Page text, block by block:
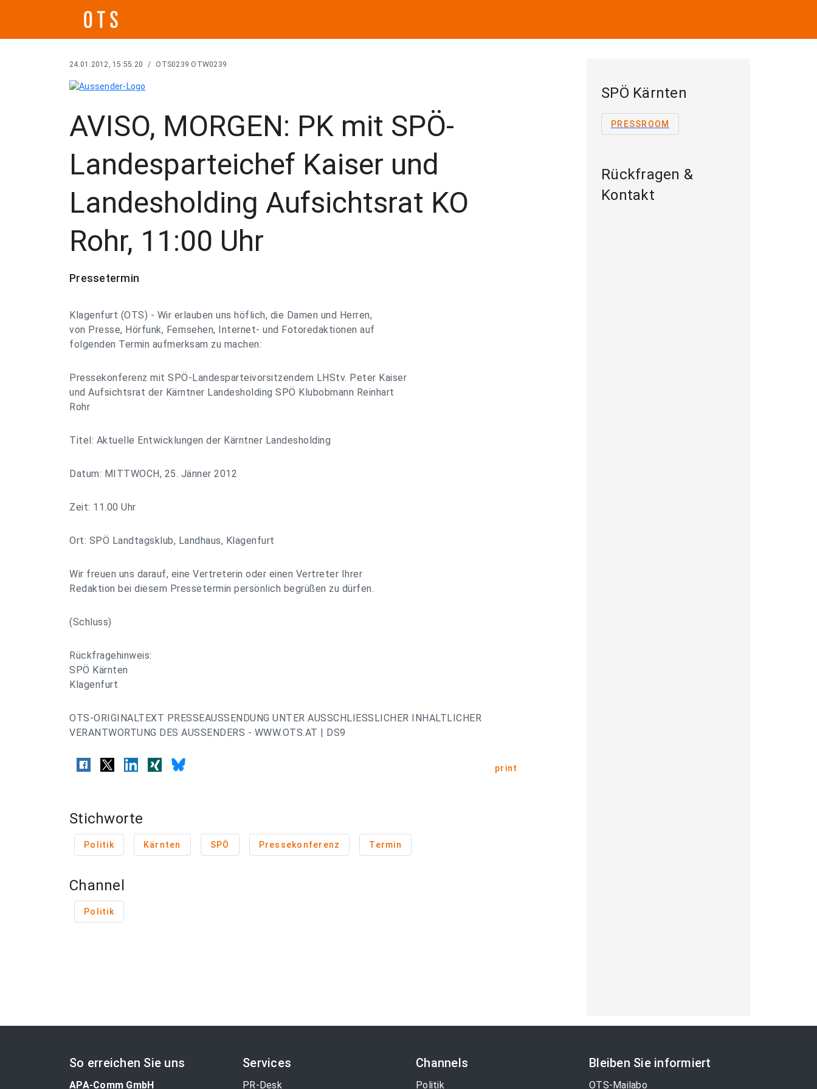
24.01.2012, 15:55:20 / OTS0239 OTW0239
AVISO, MORGEN: PK mit SPÖ-
Landesparteichef Kaiser und
Landesholding Aufsichtsrat KO
Rohr, 11:00 Uhr
Pressetermin
Klagenfurt (OTS) - Wir erlauben uns höflich, die Damen und Herren,
von Presse, Hörfunk, Fernsehen, Internet- und Fotoredaktionen auf
folgenden Termin aufmerksam zu machen:
Pressekonferenz mit SPÖ-Landesparteivorsitzendem LHStv. Peter Kaiser
und Aufsichtsrat der Kärntner Landesholding SPÖ Klubobmann Reinhart
Rohr
Titel: Aktuelle Entwicklungen der Kärntner Landesholding
Datum: MITTWOCH, 25. Jänner 2012
Zeit: 11.00 Uhr
Ort: SPÖ Landtagsklub, Landhaus, Klagenfurt
Wir freuen uns darauf, eine Vertreterin oder einen Vertreter Ihrer
Redaktion bei diesem Pressetermin persönlich begrüßen zu dürfen.
(Schluss)
Rückfragehinweis:
SPÖ Kärnten
Klagenfurt
OTS-ORIGINALTEXT PRESSEAUSSENDUNG UNTER AUSSCHLIESSLICHER INHALTLICHER
VERANTWORTUNG DES AUSSENDERS - WWW.OTS.AT | DS9
print
Stichworte
Politik Kärnten SPÖ Pressekonferenz Termin
Channel
Politik
SPÖ Kärnten
PRESSROOM
Rückfragen &
Kontakt
So erreichen Sie uns
APA-Comm GmbH
Services
PR-Desk
Channels
Politik
Bleiben Sie informiert
OTS-Mailabo